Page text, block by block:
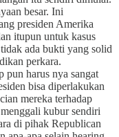
besar. Ini
presiden Amerika
itupun untuk kasus
ada bukti yang solid
perkara.
pun harus nya sangat
bisa diperlakukan
mereka terhadap
kubur sendiri
di pihak Republican